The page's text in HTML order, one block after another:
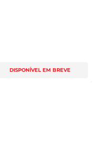
DISPONÍVEL EM BREVE